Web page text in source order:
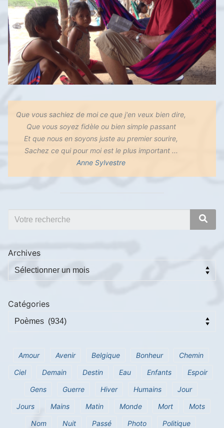
Que vous sachiez de moi ce que j'en veux bien dire,
Que vous soyez fidèle ou bien simple passant
Et que nous en soyons juste au premier sourire,
Sachez ce qui pour moi est le plus important ...
Anne Sylvestre
Archives
Catégories
Amour Avenir Belgique Bonheur
Chemin
Ciel
Demain Destin Eau Enfants
Espoir
Gens
Guerre Hiver Humains
Jour
Jours
Mains Matin Monde Mort
Mots
Nom
Nuit Passé Photo
Politique